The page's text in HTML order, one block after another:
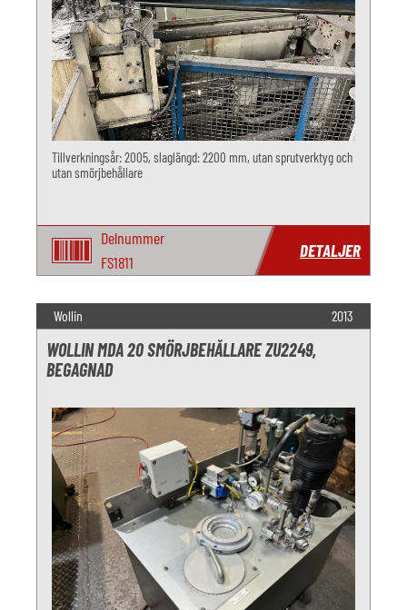
Tillverkningsår: 2005, slaglängd: 2200 mm, utan sprutverktyg och
utan smörjbehållare
Delnummer
FS1811
DETALJER
Wollin 2013
WOLLIN MDA 20 SMÖRJBEHÅLLARE ZU2249,
BEGAGNAD